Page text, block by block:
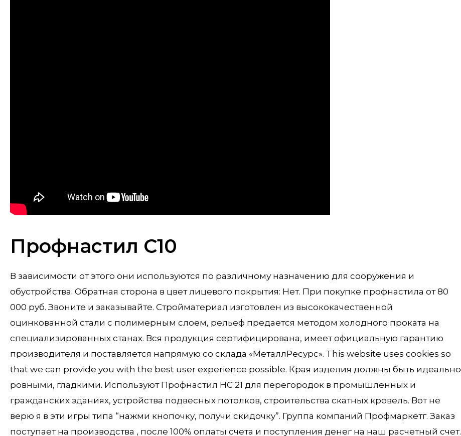
Профнастил С10
В зависимости от этого они используются по различному назначению для сооружения и
обустройства. Обратная сторона в цвет лицевого покрытия: Нет. При покупке профнастила от 80
000 руб. Звоните и заказывайте. Стройматериал изготовлен из высококачественной
оцинкованной стали с полимерным слоем, рельеф предается методом холодного проката на
специализированных станах. Вся продукция сертифицирована, имеет официальную гарантию
производителя и поставляется напрямую со склада «МеталлРесурс». This website uses cookies so
that we can provide you with the best user experience possible. Края изделия должны быть идеально
ровными, гладкими. Используют Профнастил НС 21 для перегородок в промышленных и
гражданских зданиях, устройства подвесных потолков, строительства скатных кровель. Вот не
верю я в эти игры типа “нажми кнопочку, получи скидочку”. Группа компаний Профмаркетг. Заказ
поступает на производства , после 100% оплаты счета и поступления денег на наш расчетный счет.